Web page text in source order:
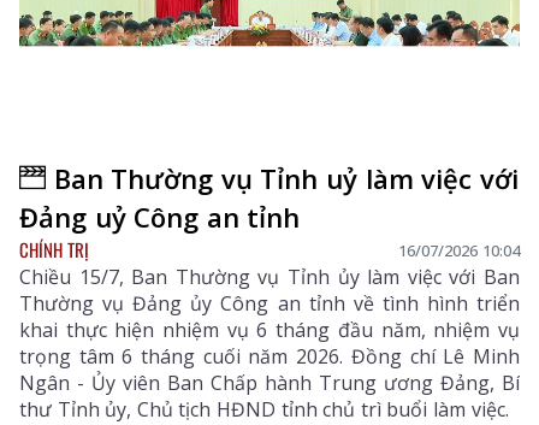
Ban Thường vụ Tỉnh uỷ làm việc với
Đảng uỷ Công an tỉnh
CHÍNH TRỊ 16/07/2026 10:04
Chiều 15/7, Ban Thường vụ Tỉnh ủy làm việc với Ban
Thường vụ Đảng ủy Công an tỉnh về tình hình triển
khai thực hiện nhiệm vụ 6 tháng đầu năm, nhiệm vụ
trọng tâm 6 tháng cuối năm 2026. Đồng chí Lê Minh
Ngân - Ủy viên Ban Chấp hành Trung ương Đảng, Bí
thư Tỉnh ủy, Chủ tịch HĐND tỉnh chủ trì buổi làm việc.